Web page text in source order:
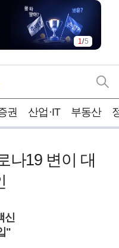
1/5
권 산업·IT 부동산
나19 변이 대
신
"